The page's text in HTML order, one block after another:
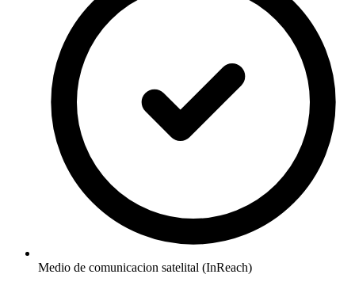
Medio de comunicacion satelital (InReach)